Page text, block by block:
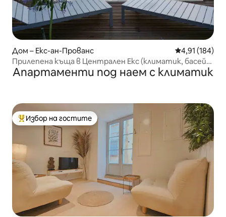
Дом – Екс-ан-Прованс Средна
4,91 (184)
Прилепена къща в Централен Екс (климатик, басейн,
паркинг)
Апартаменти под наем с климатик
Най-популярен избор на гостите
Избор на гостите